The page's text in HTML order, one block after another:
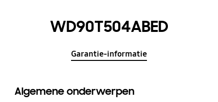
WD90T504ABED
Garantie-informatie
Algemene onderwerpen